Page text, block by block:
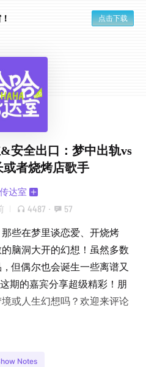
点击下载
安全出口：梦中出轨vs
者烧烤店歌手
达室
4487 · 57
些在梦里谈恋爱、开烧烤
脑洞大开的幻想！虽然多数
但偶尔也会诞生一些离谱又
期的嘉宾分享超级精彩！朋
或人生幻想吗？欢迎来评论
Notes